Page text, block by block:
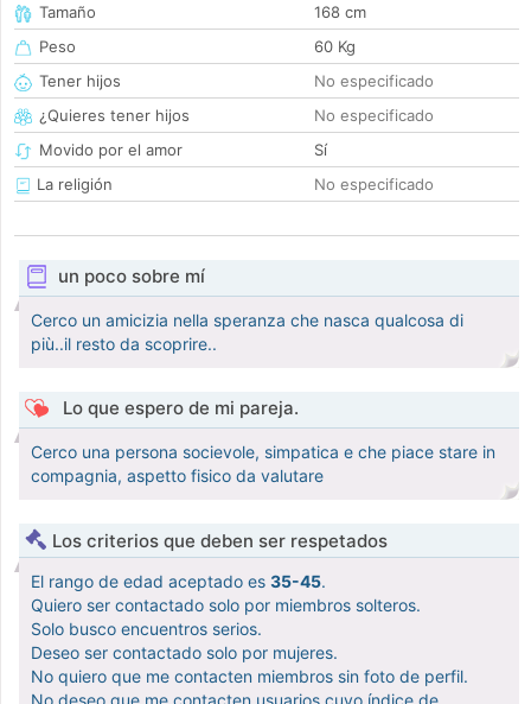
Tamaño
168 cm
Peso
60 Kg
Tener hijos
No especificado
¿Quieres tener hijos
No especificado
Movido por el amor
Sí
La religión
No especificado
un poco sobre mí
Cerco un amicizia nella speranza che nasca qualcosa di
più..il resto da scoprire..
Lo que espero de mi pareja.
Cerco una persona socievole, simpatica e che piace stare in
compagnia, aspetto fisico da valutare
Los criterios que deben ser respetados
El rango de edad aceptado es 35-45.
Quiero ser contactado solo por miembros solteros.
Solo busco encuentros serios.
Deseo ser contactado solo por mujeres.
No quiero que me contacten miembros sin foto de perfil.